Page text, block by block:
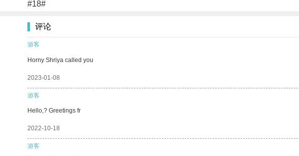
#18#
评论
游客
Horny Shriya called you
2023-01-08
游客
Hello,? Greetings fr
2022-10-18
游客